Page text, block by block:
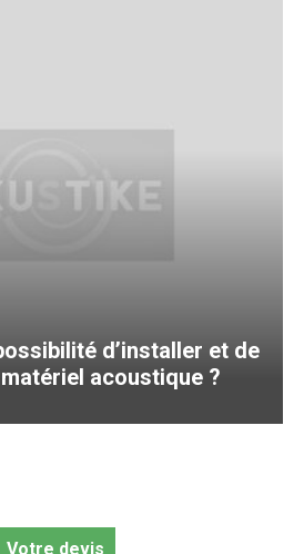
d’installer et de
acoustique ?
Votre devis